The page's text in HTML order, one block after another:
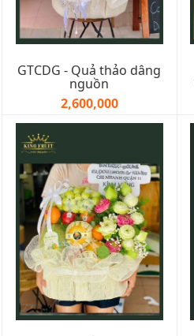
GTCDG - Quả thảo dâng
nguồn
2,600,000